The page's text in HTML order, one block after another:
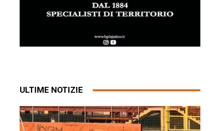
ULTIME NOTIZIE